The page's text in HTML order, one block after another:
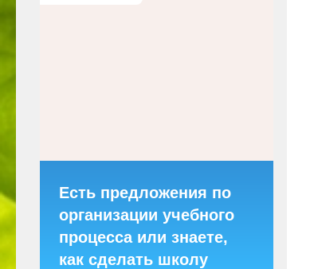
Есть предложения по
организации учебного
процесса или знаете,
как сделать школу